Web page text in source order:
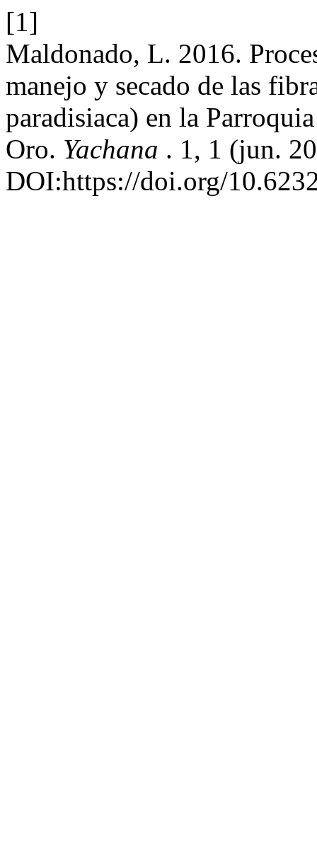
[1]
Maldonado, L. 2016.
manejo y secado de las
paradisiaca) en la
Oro. Yachana . 1, 1 (jun.
DOI:https://doi.org/